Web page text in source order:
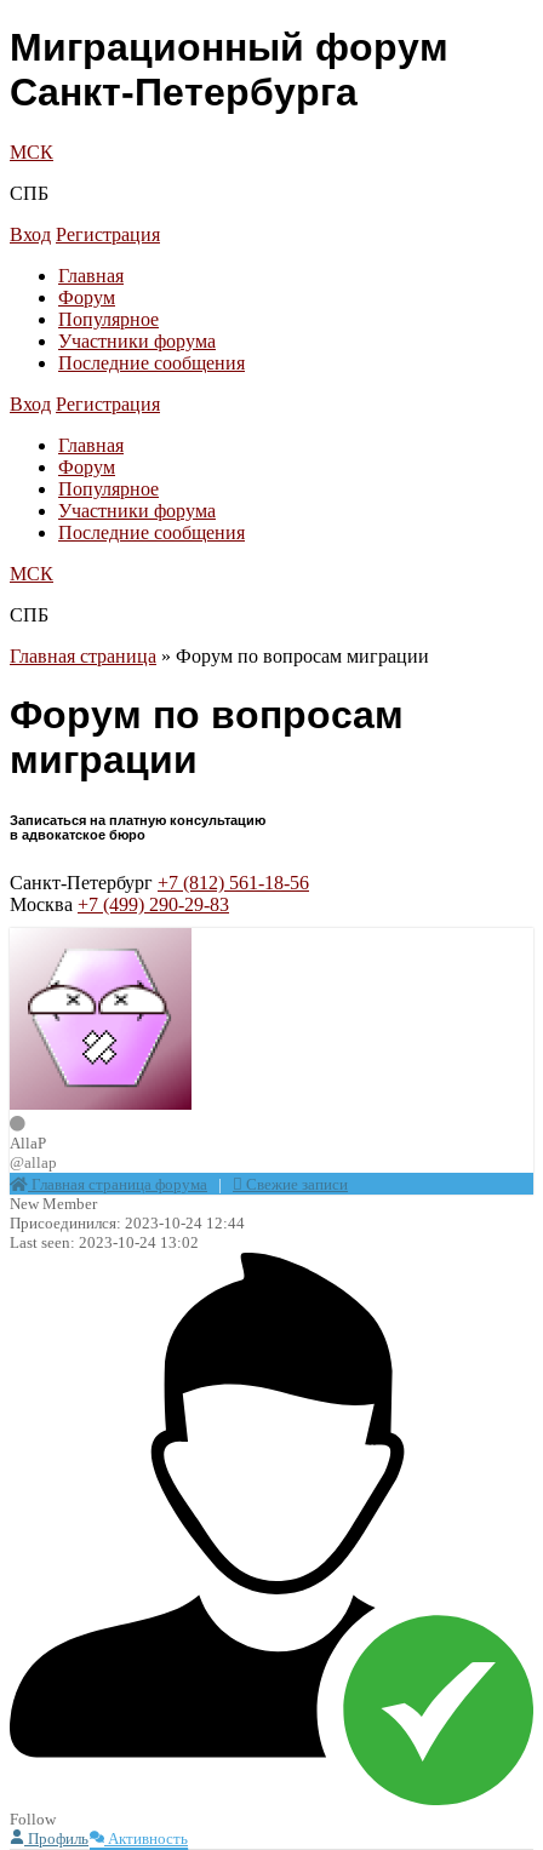
Миграционный форум
Санкт-Петербурга
МСК
СПБ
Вход Регистрация
Главная
Форум
Популярное
Участники форума
Последние сообщения
Вход Регистрация
Главная
Форум
Популярное
Участники форума
Последние сообщения
МСК
СПБ
Главная страница » Форум по вопросам миграции
Форум по вопросам
миграции
Записаться на платную консультацию
в адвокатское бюро
Санкт-Петербург +7 (812) 561-18-56
Москва +7 (499) 290-29-83
AllaP
@allap
Главная страница форума |
Свежие записи
New Member
Присоединился: 2023-10-24 12:44
Last seen: 2023-10-24 13:02
Follow
Профиль
Активность